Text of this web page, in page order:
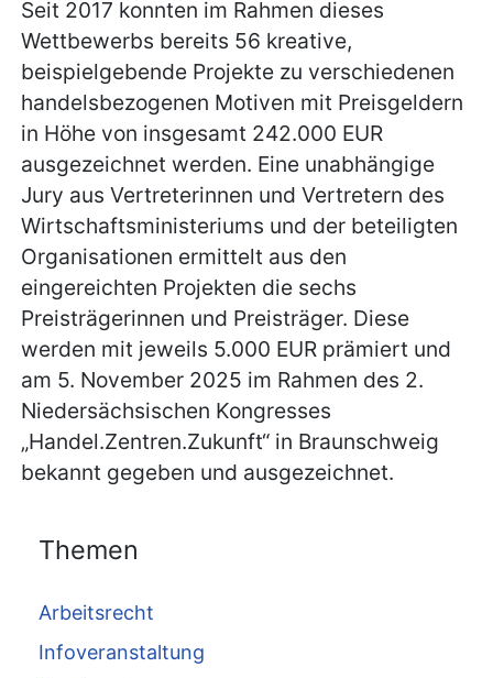
Seit 2017 konnten im Rahmen dieses
Wettbewerbs bereits 56 kreative,
beispielgebende Projekte zu verschiedenen
handelsbezogenen Motiven mit Preisgeldern
in Höhe von insgesamt 242.000 EUR
ausgezeichnet werden. Eine unabhängige
Jury aus Vertreterinnen und Vertretern des
Wirtschaftsministeriums und der beteiligten
Organisationen ermittelt aus den
eingereichten Projekten die sechs
Preisträgerinnen und Preisträger. Diese
werden mit jeweils 5.000 EUR prämiert und
am 5. November 2025 im Rahmen des 2.
Niedersächsischen Kongresses
„Handel.Zentren.Zukunft“ in Braunschweig
bekannt gegeben und ausgezeichnet.
Themen
Arbeitsrecht
Infoveranstaltung